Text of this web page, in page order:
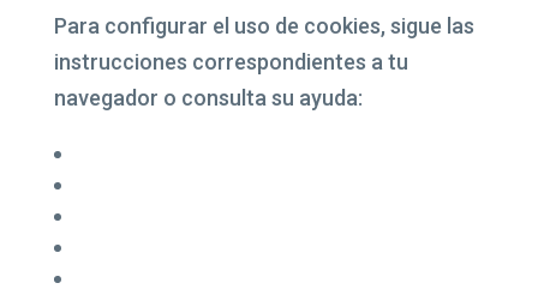
Para configurar el uso de cookies, sigue las
instrucciones correspondientes a tu
navegador o consulta su ayuda: